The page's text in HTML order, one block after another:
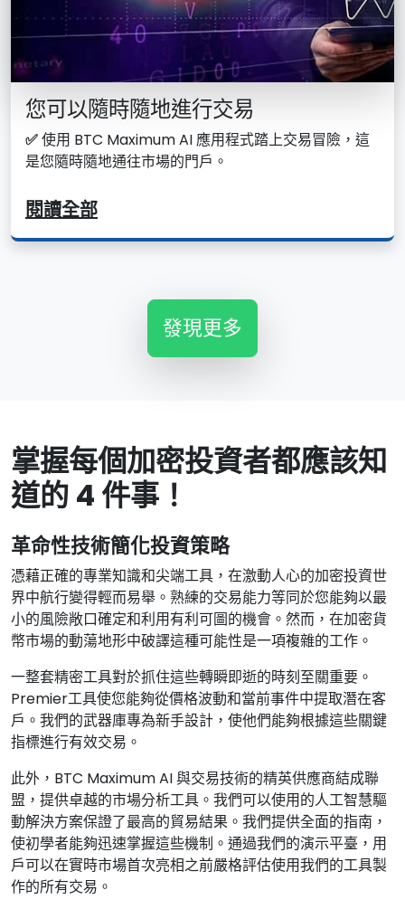
您可以隨時隨地進行交易
✅使用 BTC Maximum AI 應用程式踏上交易冒險，這
是您隨時隨地通往市場的門戶。
閱讀全部
發現更多
掌握每個加密投資者都應該知
道的 4 件事！
革命性技術簡化投資策略
憑藉正確的專業知識和尖端工具，在激動人心的加密投資世
界中航行變得輕而易舉。熟練的交易能力等同於您能夠以最
小的風險敞口確定和利用有利可圖的機會。然而，在加密貨
幣市場的動蕩地形中破譯這種可能性是一項複雜的工作。
一整套精密工具對於抓住這些轉瞬即逝的時刻至關重要。
Premier工具使您能夠從價格波動和當前事件中提取潛在客
戶。我們的武器庫專為新手設計，使他們能夠根據這些關鍵
指標進行有效交易。
此外，BTC Maximum AI 與交易技術的精英供應商結成聯
盟，提供卓越的市場分析工具。我們可以使用的人工智慧驅
動解決方案保證了最高的貿易結果。我們提供全面的指南，
使初學者能夠迅速掌握這些機制。通過我們的演示平臺，用
戶可以在實時市場首次亮相之前嚴格評估使用我們的工具製
作的所有交易。